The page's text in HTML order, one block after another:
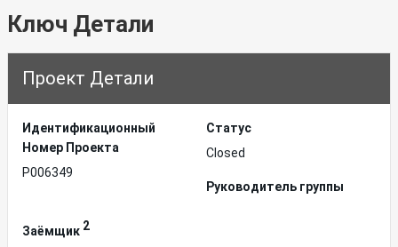
Ключ Детали
Проект Детали
Идентификационный
Hомер Проекта
P006349
Статус
Closed
Руководитель группы
Заёмщик 2